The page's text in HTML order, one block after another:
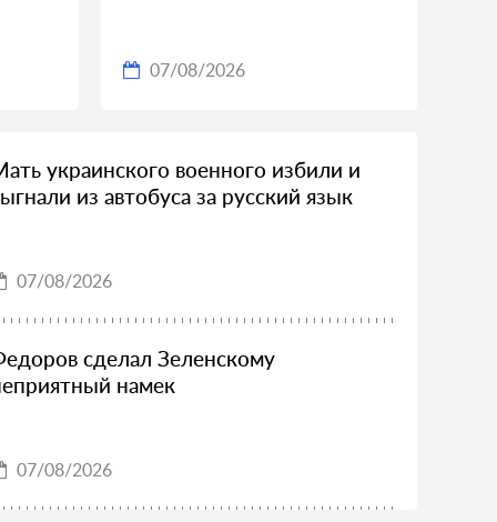
07/08/2026
украинского военного избили и
из автобуса за русский язык
07/08/2026
сделал Зеленскому
намек
07/08/2026